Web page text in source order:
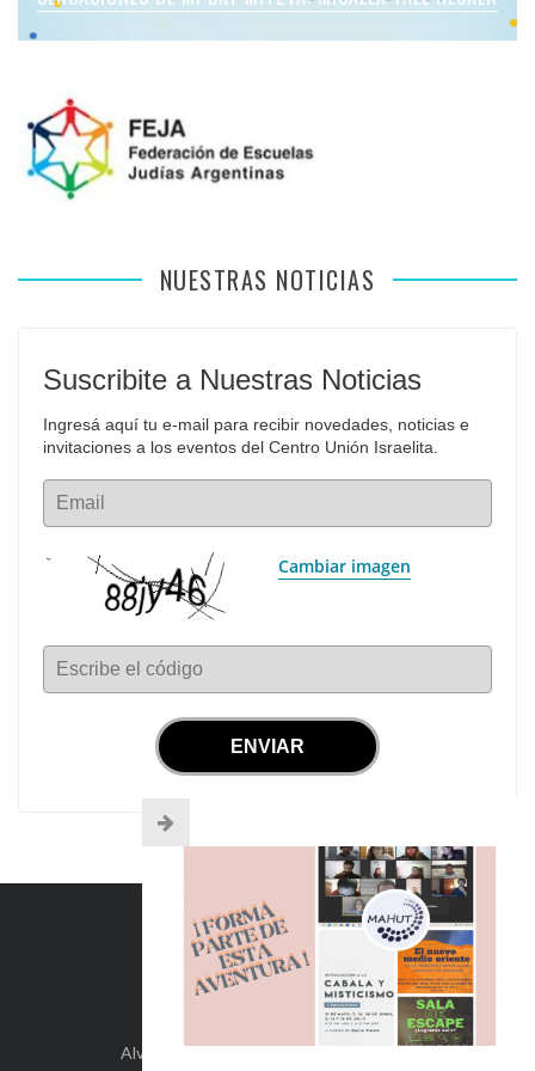
NUESTRAS NOTICIAS
Suscribite a Nuestras Noticias
Ingresá aquí tu e-mail para recibir novedades, noticias e
invitaciones a los eventos del Centro Unión Israelita.
Email
Cambiar imagen
Escribe el código
INFO DE CONTACTO
Alvear 254, Córdoba Capital, Argentina.